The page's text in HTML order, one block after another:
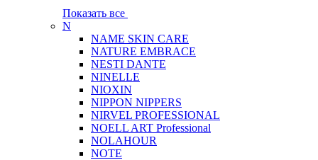
Показать все
N
NAME SKIN CARE
NATURE EMBRACE
NESTI DANTE
NINELLE
NIOXIN
NIPPON NIPPERS
NIRVEL PROFESSIONAL
NOELL ART Professional
NOLAHOUR
NOTE